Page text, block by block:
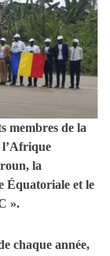
membres de la
l’Afrique
la
Équatoriale et le
».
chaque année,